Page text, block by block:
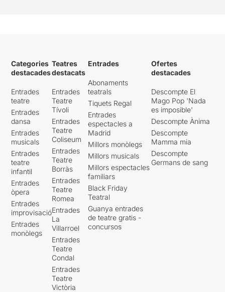
Categories
destacades
Entrades
teatre
Entrades
dansa
Entrades
musicals
Entrades
teatre
infantil
Entrades
òpera
Entrades
improvisació
Entrades
monòlegs
Teatres
destacats
Entrades
Teatre
Tívoli
Entrades
Teatre
Coliseum
Entrades
Teatre
Borràs
Entrades
Teatre
Romea
Entrades
La
Villarroel
Entrades
Teatre
Condal
Entrades
Teatre
Victòria
Entrades
Abonaments
teatrals
Tiquets Regal
Entrades
espectacles a
Madrid
Millors monòlegs
Millors musicals
Millors espectacles
familiars
Black Friday
Teatral
Guanya entrades
de teatre gratis -
concursos
Ofertes
destacades
Descompte El
Mago Pop 'Nada
es imposible'
Descompte Ànima
Descompte
Mamma mia
Descompte
Germans de sang